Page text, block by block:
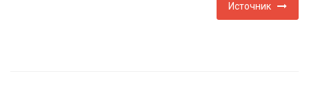
Источник